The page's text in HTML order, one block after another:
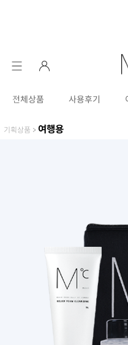
전체상품 사용후기
기획상품 > 여행용